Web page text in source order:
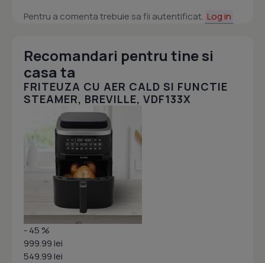
Pentru a comenta trebuie sa fii autentificat. Log in
Recomandari pentru tine si
casa ta
FRITEUZA CU AER CALD SI FUNCTIE
STEAMER, BREVILLE, VDF133X
- 45 %
999.99 lei
549.99 lei